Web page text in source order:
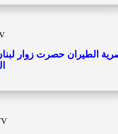
الطيران حصرت زوار